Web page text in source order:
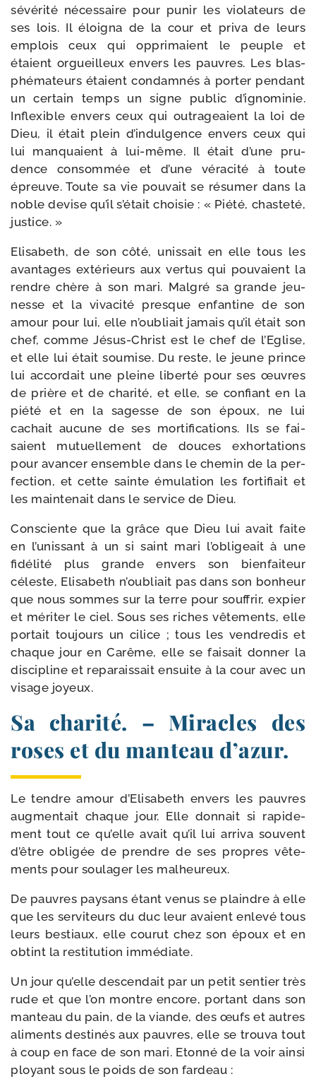
sévé­ri­té néces­saire pour punir les vio­la­teurs de
ses lois. Il éloi­gna de la cour et pri­va de leurs
emplois ceux qui oppri­maient le peuple et
étaient orgueilleux envers les pauvres. Les blas­
phé­ma­teurs étaient condam­nés à por­ter pen­dant
un cer­tain temps un signe public d’igno­minie.
Inflexible envers ceux qui outra­geaient la loi de
Dieu, il était plein d’indulgence envers ceux qui
lui man­quaient à lui-​même. Il était d’une pru­
dence consom­mée et d’une véra­ci­té à toute
épreuve. Toute sa vie pou­vait se résu­mer dans la
noble devise qu’il s’était choi­sie : « Piété, chas­te­té,
justice. »
Elisabeth, de son côté, unis­sait en elle tous les
avan­tages exté­rieurs aux ver­tus qui pou­vaient la
rendre chère à son mari. Malgré sa grande jeu­
nesse et la viva­ci­té presque enfan­tine de son
amour pour lui, elle n’oubliait jamais qu’il était son
chef, comme Jésus-​Christ est le chef de l’Eglise,
et elle lui était sou­mise. Du reste, le jeune prince
lui accor­dait une pleine liber­té pour ses œuvres
de prière et de cha­ri­té, et elle, se confiant en la
pié­té et en la sagesse de son époux, ne lui
cachait aucune de ses mor­ti­fi­ca­tions. Ils se fai­
saient mutuelle­ment de douces exhor­ta­tions
pour avan­cer ensemble dans le che­min de la per­
fec­tion, et cette sainte ému­la­tion les for­ti­fiait et
les mainte­nait dans le ser­vice de Dieu.
Consciente que la grâce que Dieu lui avait faite
en l’unissant à un si saint mari l’obligeait à une
fidé­li­té plus grande envers son bienfai­teur
céleste, Elisabeth n’oubliait pas dans son bon­heur
que nous sommes sur la terre pour souf­frir, expier
et méri­ter le ciel. Sous ses riches vête­ments, elle
por­tait tou­jours un cilice ; tous les ven­dre­dis et
chaque jour en Carême, elle se fai­sait don­ner la
dis­ci­pline et repa­raissait ensuite à la cour avec un
visage joyeux.
Sa charité. – Miracles des
roses et du manteau d’azur.
Le tendre amour d’Elisabeth envers les pauvres
aug­men­tait chaque jour. Elle don­nait si rapi­de­
ment tout ce qu’elle avait qu’il lui arri­va sou­vent
d’être obli­gée de prendre de ses propres vête­
ments pour sou­lager les malheureux.
De pauvres pay­sans étant venus se plaindre à elle
que les ser­vi­teurs du duc leur avaient enle­vé tous
leurs bes­tiaux, elle cou­rut chez son époux et en
obtint la res­ti­tu­tion immédiate.
Un jour qu’elle des­cen­dait par un petit sen­tier très
rude et que l’on montre encore, por­tant dans son
man­teau du pain, de la viande, des œufs et autres
ali­ments des­ti­nés aux pauvres, elle se trou­va tout
à coup en face de son mari. Etonné de la voir ain­si
ployant sous le poids de son fardeau :